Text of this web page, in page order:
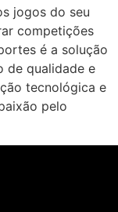
jogos do seu
competições
é a solução
de qualidade e
tecnológica e
pelo